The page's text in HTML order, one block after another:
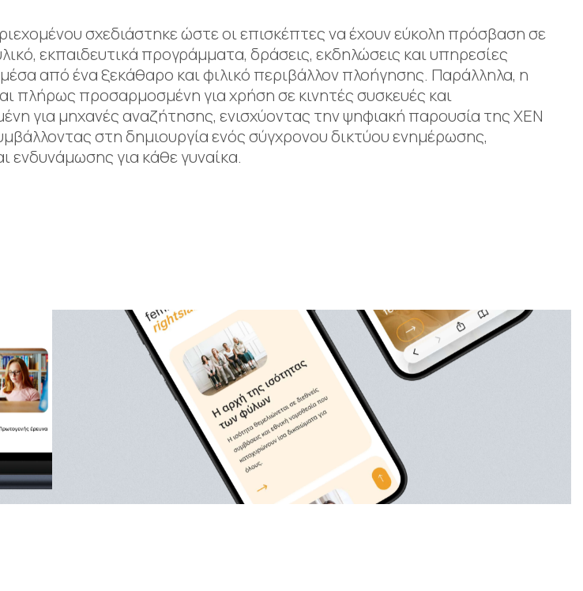
σχεδιάστηκε ώστε οι επισκέπτες να έχουν εύκολη πρόσβαση σε
εκπαιδευτικά προγράμματα, δράσεις, εκδηλώσεις και υπηρεσίες
από ένα ξεκάθαρο και φιλικό περιβάλλον πλοήγησης. Παράλληλα, η
πλήρως προσαρμοσμένη για χρήση σε κινητές συσκευές και
για μηχανές αναζήτησης, ενισχύοντας την ψηφιακή παρουσία της ΧΕΝ
στη δημιουργία ενός σύγχρονου δικτύου ενημέρωσης,
ενδυνάμωσης για κάθε γυναίκα.